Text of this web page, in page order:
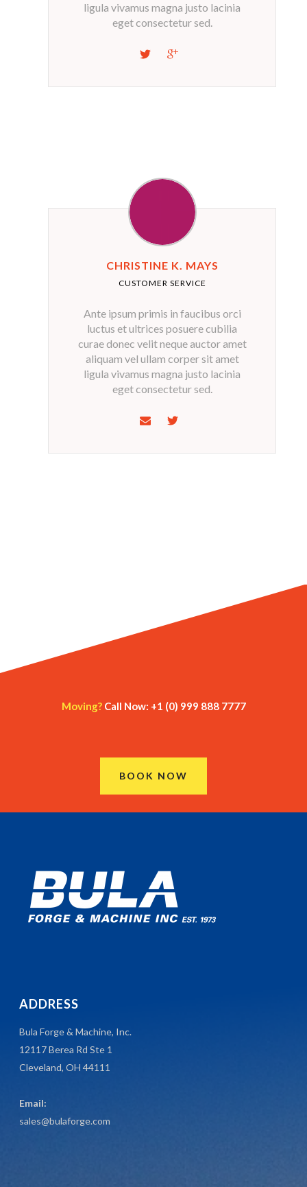
ligula vivamus magna justo lacinia
eget consectetur sed.
CHRISTINE K. MAYS
CUSTOMER SERVICE
Ante ipsum primis in faucibus orci
luctus et ultrices posuere cubilia
curae donec velit neque auctor amet
aliquam vel ullam corper sit amet
ligula vivamus magna justo lacinia
eget consectetur sed.
Moving? Call Now: +1 (0) 999 888 7777
BOOK NOW
ADDRESS
Bula Forge & Machine, Inc.
12117 Berea Rd Ste 1
Cleveland, OH 44111
Email:
sales@bulaforge.com